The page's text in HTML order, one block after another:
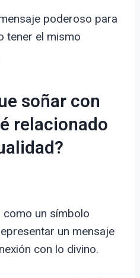
poderoso para
tener el mismo
soñar con
relacionado
como un símbolo
un mensaje
con lo divino.